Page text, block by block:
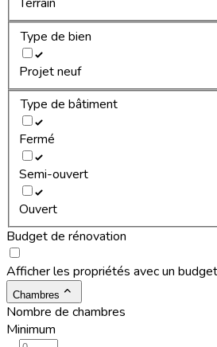
Type de bien
Projet neuf
Type de bâtiment
Fermé
Semi-ouvert
Ouvert
Budget de rénovation
Afficher les propriétés avec un
Chambres
Nombre de chambres
Minimum